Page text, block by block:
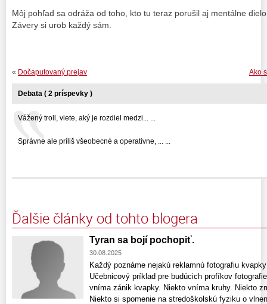
Môj pohľad sa odráža od toho, kto tu teraz porušil aj mentálne
Závery si urob každý sám.
Ako
« Dočaputovaný prejav
Debata ( 2 príspevky )
Vážený troll, viete, aký je rozdiel medzi... ...
Správne ale príliš všeobecné a operatívne, ... ...
Ďalšie články od tohto blogera
Tyran sa bojí pochopiť.
30.08.2025
Každý poznáme nejakú reklamnú fotografiu
Učebnicový príklad pre budúcich profíkov
vníma zánik kvapky. Niekto vníma kruhy. Niekto
Niekto si spomenie na stredoškolskú fyziku o